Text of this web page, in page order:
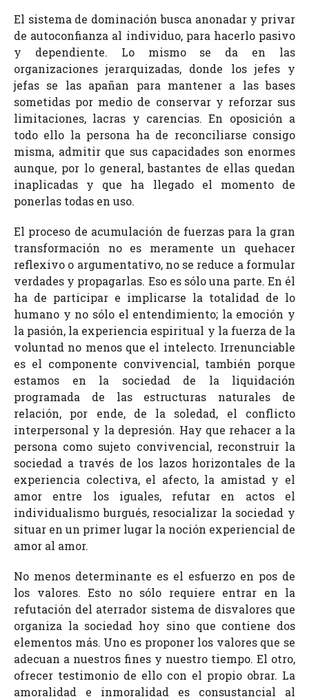
El sistema de dominación busca anonadar y privar
de autoconfianza al individuo, para hacerlo pasivo
y dependiente. Lo mismo se da en las
organizaciones jerarquizadas, donde los jefes y
jefas se las apañan para mantener a las bases
sometidas por medio de conservar y reforzar sus
limitaciones, lacras y carencias. En oposición a
todo ello la persona ha de reconciliarse consigo
misma, admitir que sus capacidades son enormes
aunque, por lo general, bastantes de ellas quedan
inaplicadas y que ha llegado el momento de
ponerlas todas en uso.
El proceso de acumulación de fuerzas para la gran
transformación no es meramente un quehacer
reflexivo o argumentativo, no se reduce a formular
verdades y propagarlas. Eso es sólo una parte. En él
ha de participar e implicarse la totalidad de lo
humano y no sólo el entendimiento; la emoción y
la pasión, la experiencia espiritual y la fuerza de la
voluntad no menos que el intelecto. Irrenunciable
es el componente convivencial, también porque
estamos en la sociedad de la liquidación
programada de las estructuras naturales de
relación, por ende, de la soledad, el conflicto
interpersonal y la depresión. Hay que rehacer a la
persona como sujeto convivencial, reconstruir la
sociedad a través de los lazos horizontales de la
experiencia colectiva, el afecto, la amistad y el
amor entre los iguales, refutar en actos el
individualismo burgués, resocializar la sociedad y
situar en un primer lugar la noción experiencial de
amor al amor.
No menos determinante es el esfuerzo en pos de
los valores. Esto no sólo requiere entrar en la
refutación del aterrador sistema de disvalores que
organiza la sociedad hoy sino que contiene dos
elementos más. Uno es proponer los valores que se
adecuan a nuestros fines y nuestro tiempo. El otro,
ofrecer testimonio de ello con el propio obrar. La
amoralidad e inmoralidad es consustancial al